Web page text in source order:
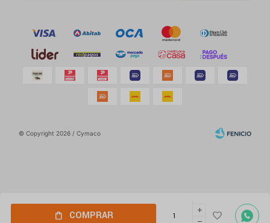
COMPRAR
add
consultas
no dudes
© Copyright 2026 / Cymaco
Fenicio